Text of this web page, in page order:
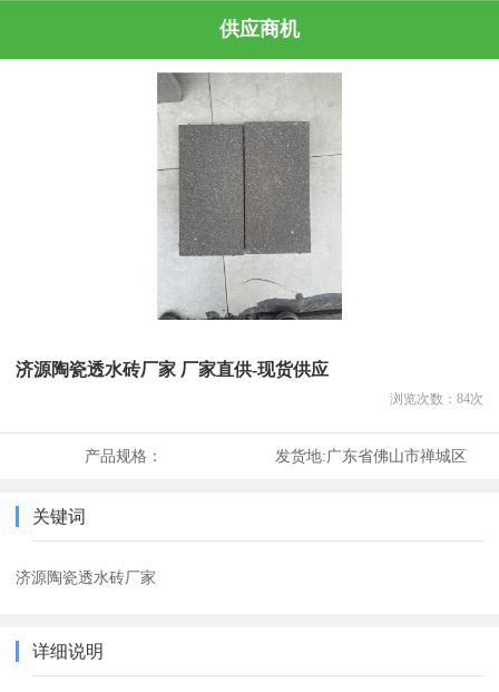
供应商机
济源陶瓷透水砖厂家 厂家直供-现货供应
浏览次数： 84次
产品规格： 发货地:广东省佛山市禅城区
关键词
济源陶瓷透水砖厂家
详细说明